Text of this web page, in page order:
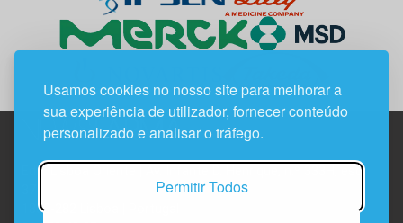
Usamos cookies no nosso site para melhorar a
sua experiência de utilizador, fornecer conteúdo
personalizado e analisar o tráfego.
Permitir Todos
Edif. Lisboa Oriente | Av. Infante D. Henrique, n.º 333H, esc.
1800-282 Lisboa | Portugal